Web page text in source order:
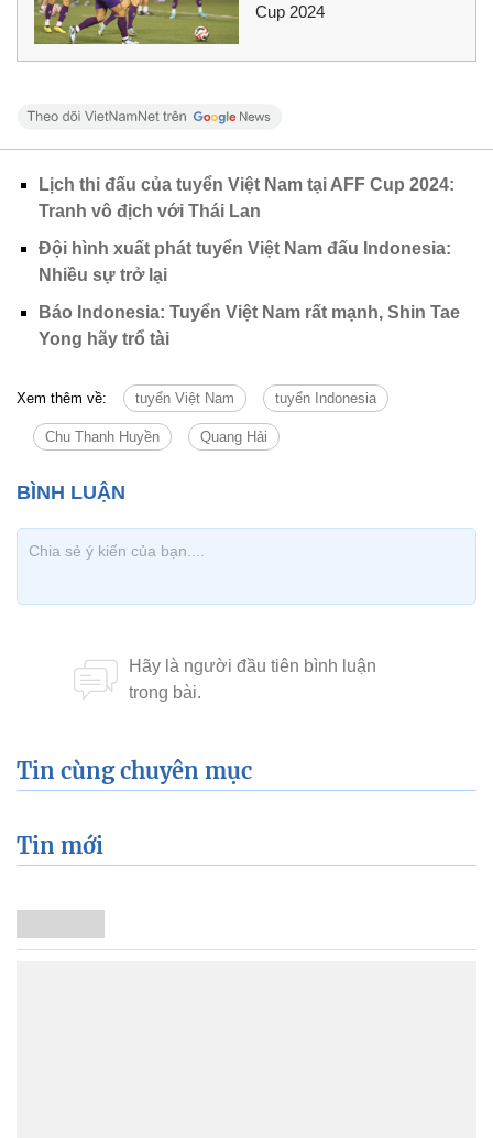
Cup 2024
Lịch thi đấu của tuyển Việt Nam tại AFF Cup 2024:
Tranh vô địch với Thái Lan
Đội hình xuất phát tuyển Việt Nam đấu Indonesia:
Nhiều sự trở lại
Báo Indonesia: Tuyển Việt Nam rất mạnh, Shin Tae
Yong hãy trổ tài
Xem thêm về: tuyển Việt Nam tuyển Indonesia
Chu Thanh Huyền Quang Hải
Tin cùng chuyên mục
Tin mới